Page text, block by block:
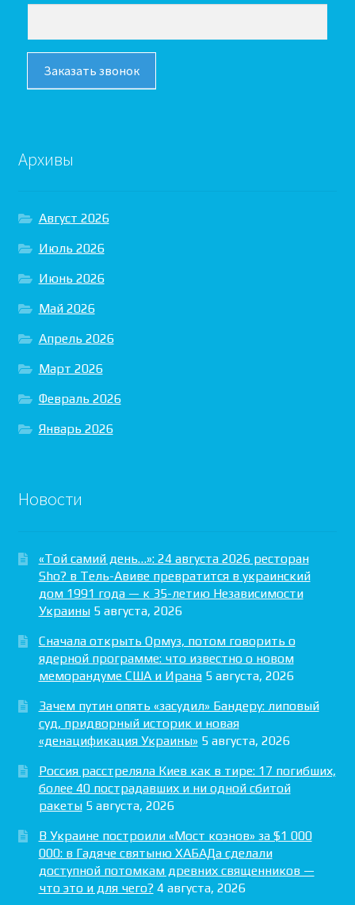
Заказать звонок
Архивы
Август 2026
Июль 2026
Июнь 2026
Май 2026
Апрель 2026
Март 2026
Февраль 2026
Январь 2026
Новости
«Той самий день…»: 24 августа 2026 ресторан
Sho? в Тель-Авиве превратится в украинский
дом 1991 года — к 35-летию Независимости
Украины 5 августа, 2026
Сначала открыть Ормуз, потом говорить о
ядерной программе: что известно о новом
меморандуме США и Ирана 5 августа, 2026
Зачем путин опять «засудил» Бандеру: липовый
суд, придворный историк и новая
«денацификация Украины» 5 августа, 2026
Россия расстреляла Киев как в тире: 17 погибших,
более 40 пострадавших и ни одной сбитой
ракеты 5 августа, 2026
В Украине построили «Мост коэнов» за $1 000
000: в Гадяче святыню ХАБАДа сделали
доступной потомкам древних священников —
что это и для чего? 4 августа, 2026